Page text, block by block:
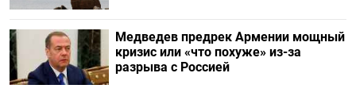
Медведев предрек Армении мощный
кризис или «что похуже» из-за
разрыва с Россией